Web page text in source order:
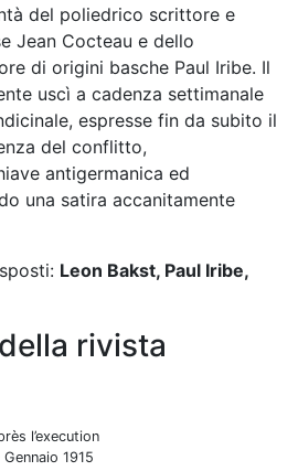
del poliedrico scrittore e
Jean Cocteau e dello
di origini basche Paul Iribe. Il
uscì a cadenza settimanale
espresse fin da subito il
del conflitto,
antigermanica ed
una satira accanitamente
Leon Bakst, Paul Iribe,
rivista
l’execution
Gennaio 1915